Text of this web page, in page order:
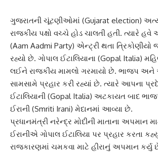
ગુજરાતની ચૂંટણીઓમાં (Gujarat election)
રાજકીય પક્ષો વચ્ચે હોડ ચાલતી હતી. ત્યારે હવે
(Aam Aadmi Party) એન્ટ્રી થતા ત્રિકોણીયો
રહ્યો છે. ગોપાલ ઈટાલિયાના (Gopal Italia)
લઈને રાજકીય મામલો ગરમાયો છે. ભાજપ
સામસામે પ્રહાર કરી રહ્યાં છે. ત્યારે આપના
ઈટાલિયાની (Gopal Italia) અટકાયત બાદ
ઈરાની (Smriti Irani) મેદાનમાં આવ્યા છે.
પ્રધાનમંત્રી નરેન્દ્ર મોદીની માતાના અપમાન
ઈરાનીએ ગોપાલ ઈટાલિયા પર પ્રહાર કરતા
રાજકારણમાં ચમકવા માટે હીરાનું અપમાન કર્યુ